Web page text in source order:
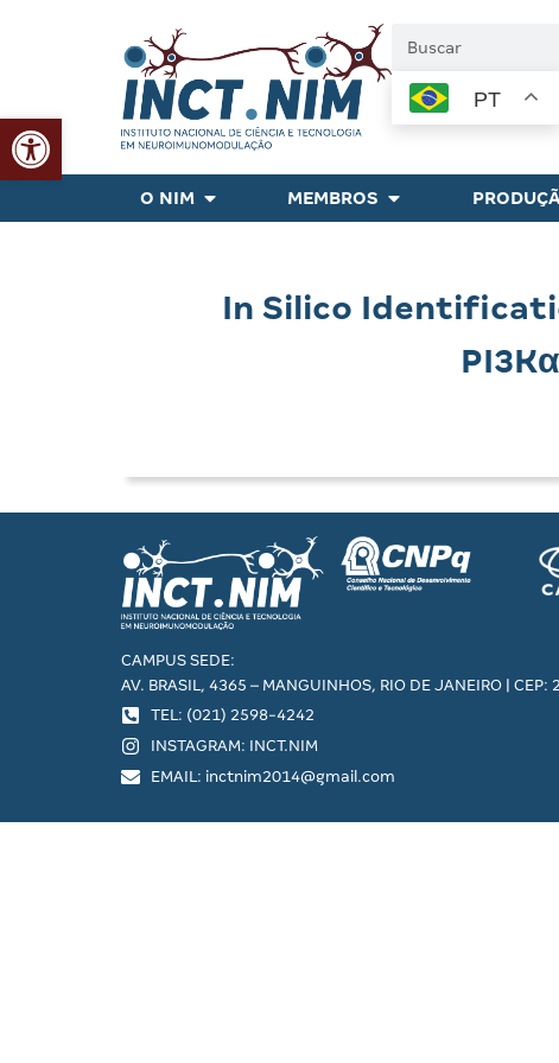
Abrir a barra de ferramentas
PT
O NIM MEMBROS
In Silico
CAMPUS SEDE:
AV. BRASIL, 4365 – MANGUINHOS, RIO DE JANEIRO |
TEL: (021) 2598-4242
INSTAGRAM: INCT.NIM
EMAIL: inctnim2014@gmail.com